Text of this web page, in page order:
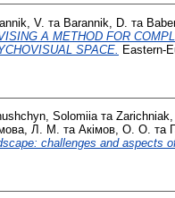
V. та Barannik, D. та
A METHOD FOR
SPACE. Eastern-
Solomiiaта Zarichniak,
Л. М. та Акімов, О. О. та
challenges and aspects